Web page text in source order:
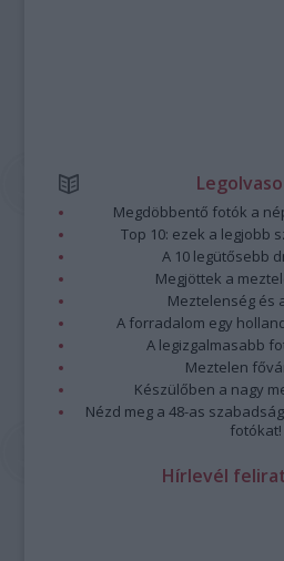
Megdöbbentő fotók a
Top 10: ezek a legjobb
A 10 legütősebb
Megjöttek a
Meztelenség és
A forradalom egy
A legizgalmasabb
Meztelen
Készülőben a nagy
Nézd meg a 48-as
fotókat!
Hírlevél